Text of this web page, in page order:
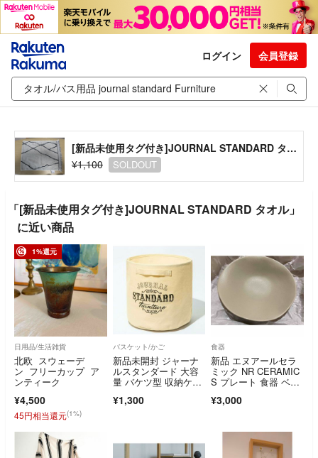
ログイン 会員登録
[新品未使用タグ付き]JOURNAL STANDARD タオル
¥1,100
SOLDOUT
「[新品未使用タグ付き]JOURNAL STANDARD タオル」
に近い商品
1%還元
日用品/生活雑貨
北欧 スウェーデ
ン フリーカップ ア
ンティーク
¥4,500
45円相当還元(1%)
バスケット/かご
新品未開封 ジャーナ
ルスタンダード 大容
量 バケツ型 収納ケー
¥1,300
食器
新品 エヌアールセラ
ミック NR CERAMIC
S プレート 食器 ベー
¥3,000